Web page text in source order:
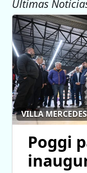
Ultimas
VILLA MERCEDES
Poggi